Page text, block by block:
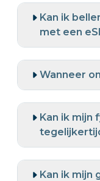
Kan ik
met een
Wanneer
Kan ik mijn
Kan ik mijn